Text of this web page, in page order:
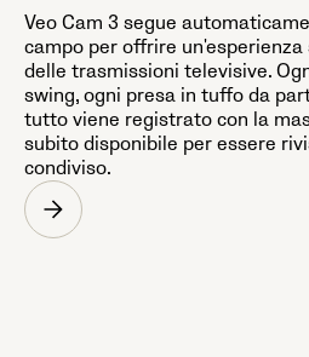
Veo Cam 3 segue
campo per offrire
delle trasmissioni televisive.
swing, ogni presa in tuffo da
tutto viene registrato con la
subito disponibile per essere
condiviso.